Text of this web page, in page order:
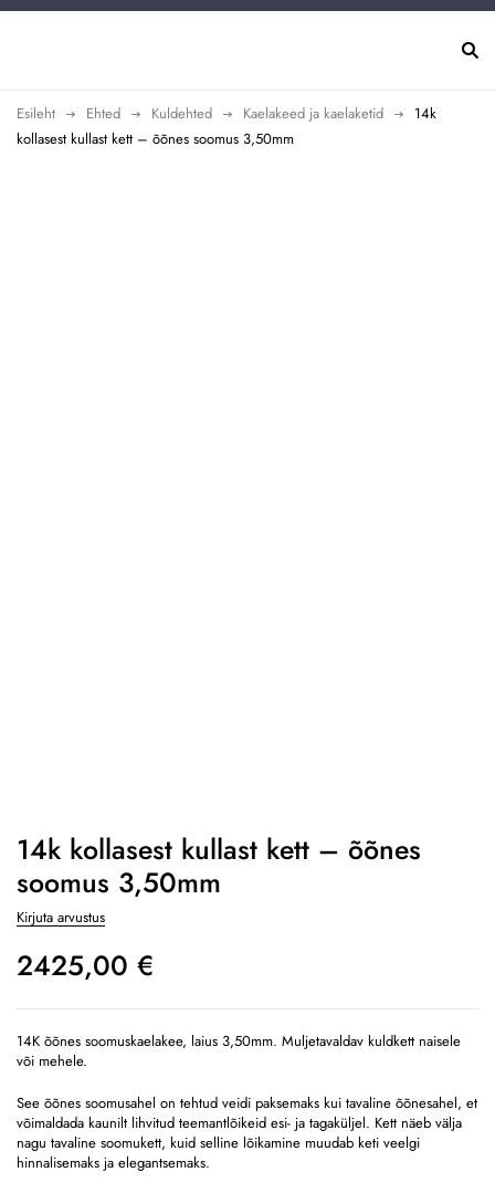
Esileht Ehted Kuldehted Kaelakeed ja kaelaketid
14k
kollasest kullast kett – õõnes soomus 3,50mm
14k kollasest kullast kett – õõnes
soomus 3,50mm
Kirjuta arvustus
2425,00 €
14K õõnes soomuskaelakee, laius 3,50mm. Muljetavaldav kuldkett naisele
või mehele.
See õõnes soomusahel on tehtud veidi paksemaks kui tavaline õõnesahel, et
võimaldada kaunilt lihvitud teemantlõikeid esi- ja tagaküljel. Kett näeb välja
nagu tavaline soomukett, kuid selline lõikamine muudab keti veelgi
hinnalisemaks ja elegantsemaks.